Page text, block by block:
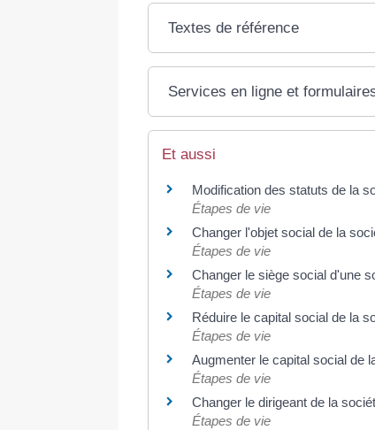
Textes de référence
Services en ligne et
Et aussi
Modification des statuts de la
Étapes de vie
Changer l'objet social de la
Étapes de vie
Changer le siège social d'une
Étapes de vie
Réduire le capital social de la
Étapes de vie
Augmenter le capital social de
Étapes de vie
Changer le dirigeant de la
Étapes de vie